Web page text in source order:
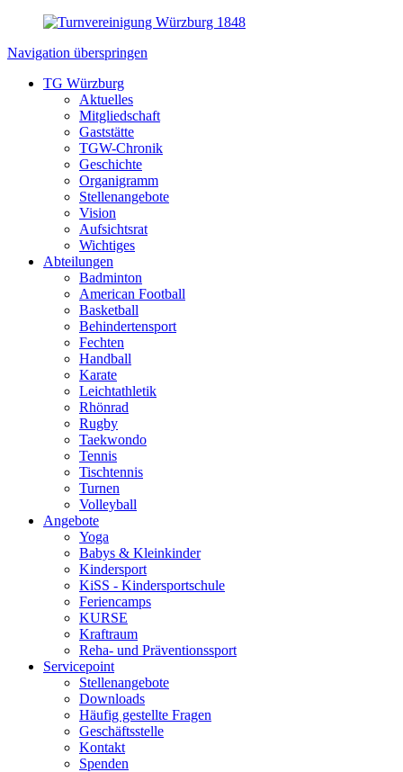
Navigation überspringen
TG Würzburg
Aktuelles
Mitgliedschaft
Gaststätte
TGW-Chronik
Geschichte
Organigramm
Stellenangebote
Vision
Aufsichtsrat
Wichtiges
Abteilungen
Badminton
American Football
Basketball
Behindertensport
Fechten
Handball
Karate
Leichtathletik
Rhönrad
Rugby
Taekwondo
Tennis
Tischtennis
Turnen
Volleyball
Angebote
Yoga
Babys & Kleinkinder
Kindersport
KiSS - Kindersportschule
Feriencamps
KURSE
Kraftraum
Reha- und Präventionssport
Servicepoint
Stellenangebote
Downloads
Häufig gestellte Fragen
Geschäftsstelle
Kontakt
Spenden